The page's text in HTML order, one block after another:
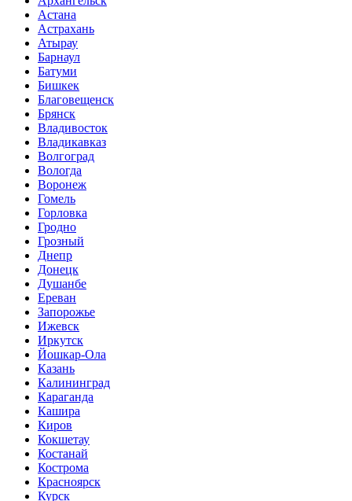
Астана
Астрахань
Атырау
Барнаул
Батуми
Бишкек
Благовещенск
Брянск
Владивосток
Владикавказ
Волгоград
Вологда
Воронеж
Гомель
Горловка
Гродно
Грозный
Днепр
Донецк
Душанбе
Ереван
Запорожье
Ижевск
Иркутск
Йошкар-Ола
Казань
Калининград
Караганда
Кашира
Киров
Кокшетау
Костанай
Кострома
Красноярск
Курск